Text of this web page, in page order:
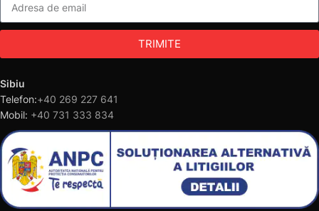
TRIMITE
Sibiu
Telefon:+40 269 227 641
Mobil: +40 731 333 834